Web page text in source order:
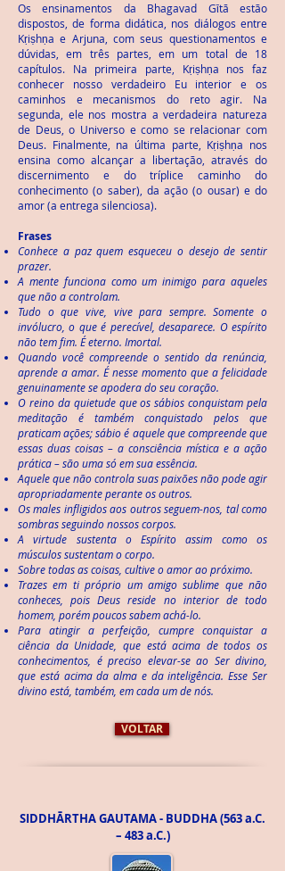
Os ensinamentos da Bhagavad Gῑtā estão
dispostos, de forma didática, nos diálogos entre
Kṛiṣhṇa e Arjuna, com seus questionamentos e
dúvidas, em três partes, em um total de 18
capítulos. Na primeira parte, Kṛiṣhṇa nos faz
conhecer nosso verdadeiro Eu interior e os
caminhos e mecanismos do reto agir. Na
segunda, ele nos mostra a verdadeira natureza
de Deus, o Universo e como se relacionar com
Deus. Finalmente, na última parte, Kṛiṣhṇa nos
ensina como alcançar a libertação, através do
discernimento e do tríplice caminho do
conhecimento (o saber), da ação (o ousar) e do
amor (a entrega silenciosa).
Frases
Conhece a paz quem esqueceu o desejo de sentir
prazer.
A mente funciona como um inimigo para aqueles
que não a controlam.
Tudo o que vive, vive para sempre. Somente o
invólucro, o que é perecível, desaparece. O espírito
não tem fim. É eterno. Imortal.
Quando você compreende o sentido da renúncia,
aprende a amar. É nesse momento que a felicidade
genuinamente se apodera do seu coração.
O reino da quietude que os sábios conquistam pela
meditação é também conquistado pelos que
praticam ações; sábio é aquele que compreende que
essas duas coisas – a consciência mística e a ação
prática – são uma só em sua essência.
Aquele que não controla suas paixões não pode agir
apropriadamente perante os outros.
Os males infligidos aos outros seguem-nos, tal como
sombras seguindo nossos corpos.
A virtude sustenta o Espírito assim como os
músculos sustentam o corpo.
Sobre todas as coisas, cultive o amor ao próximo.
Trazes em ti próprio um amigo sublime que não
conheces, pois Deus reside no interior de todo
homem, porém poucos sabem achá-lo.
Para atingir a perfeição, cumpre conquistar a
ciência da Unidade, que está acima de todos os
conhecimentos, é preciso elevar-se ao Ser divino,
que está acima da alma e da inteligência. Esse Ser
divino está, também, em cada um de nós.
VOLTAR
SIDDHĀRTHA GAUTAMA - BUDDHA(563 a.C.
– 483 a.C.)